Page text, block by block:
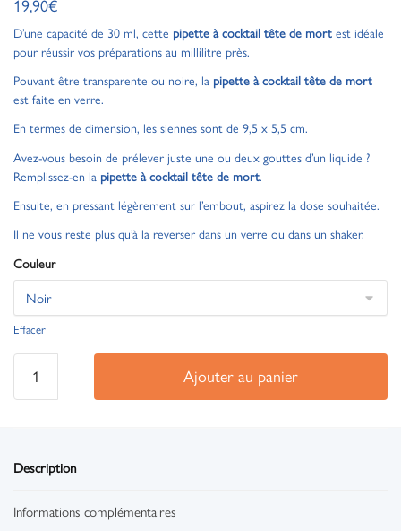
19,90€
D’une capacité de 30 ml, cette pipette à cocktail tête de mort est idéale
pour réussir vos préparations au millilitre près.
Pouvant être transparente ou noire, la pipette à cocktail tête de mort
est faite en verre.
En termes de dimension, les siennes sont de 9,5 x 5,5 cm.
Avez-vous besoin de prélever juste une ou deux gouttes d’un liquide ?
Remplissez-en la pipette à cocktail tête de mort.
Ensuite, en pressant légèrement sur l’embout, aspirez la dose souhaitée.
Il ne vous reste plus qu’à la reverser dans un verre ou dans un shaker.
Couleur
Effacer
Ajouter au panier
Description
Informations complémentaires